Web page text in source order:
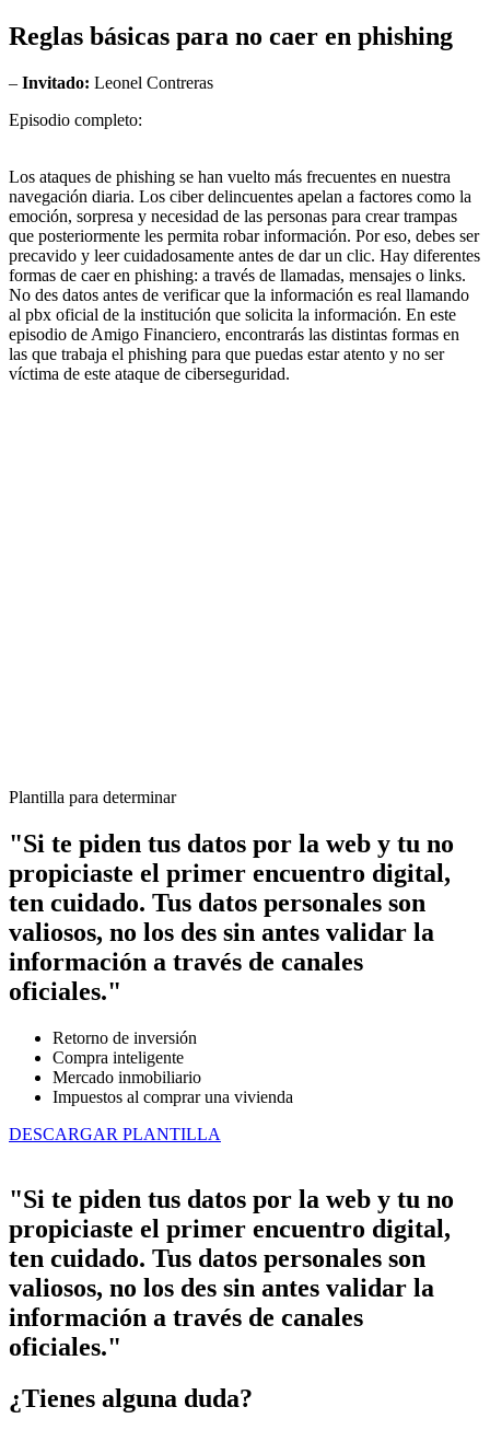
Reglas básicas para no caer en phishing
– Invitado: Leonel Contreras
Episodio completo:
Los ataques de phishing se han vuelto más frecuentes en nuestra
navegación diaria. Los ciber delincuentes apelan a factores como la
emoción, sorpresa y necesidad de las personas para crear trampas
que posteriormente les permita robar información. Por eso, debes ser
precavido y leer cuidadosamente antes de dar un clic. Hay diferentes
formas de caer en phishing: a través de llamadas, mensajes o links.
No des datos antes de verificar que la información es real llamando
al pbx oficial de la institución que solicita la información. En este
episodio de Amigo Financiero, encontrarás las distintas formas en
las que trabaja el phishing para que puedas estar atento y no ser
víctima de este ataque de ciberseguridad.
Plantilla para determinar
"Si te piden tus datos por la web y tu no
propiciaste el primer encuentro digital,
ten cuidado. Tus datos personales son
valiosos, no los des sin antes validar la
información a través de canales
oficiales."
Retorno de inversión
Compra inteligente
Mercado inmobiliario
Impuestos al comprar una vivienda
DESCARGAR PLANTILLA
"Si te piden tus datos por la web y tu no
propiciaste el primer encuentro digital,
ten cuidado. Tus datos personales son
valiosos, no los des sin antes validar la
información a través de canales
oficiales."
¿Tienes alguna duda?